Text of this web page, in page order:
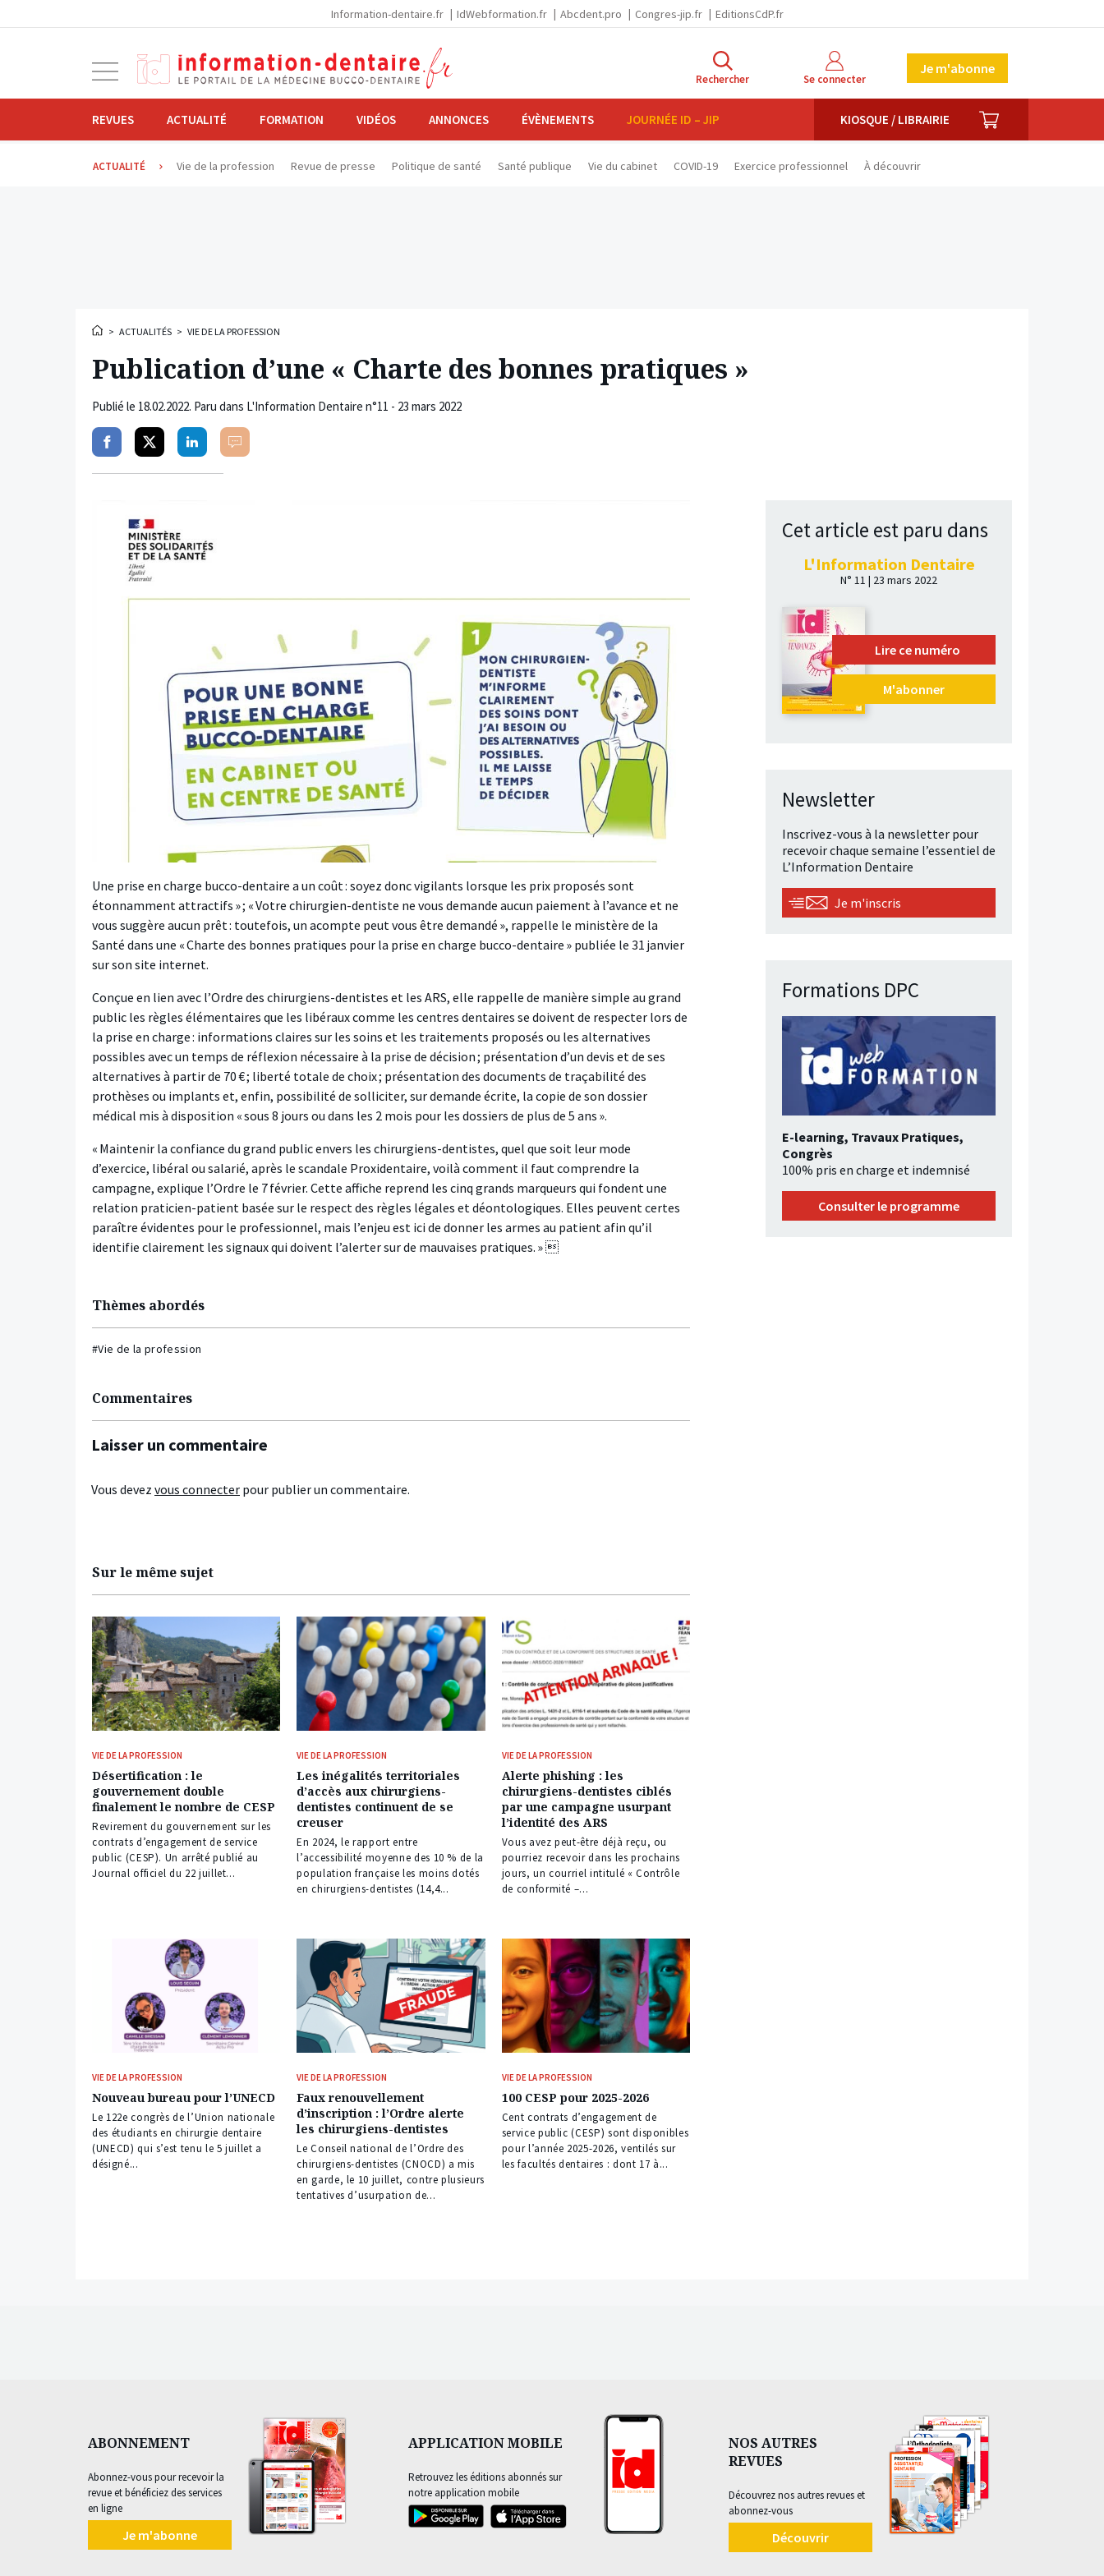
Information-dentaire.fr IdWebformation.fr Abcdent.pro Congres-jip.fr EditionsCdP.fr
navigation
Rechercher Se connecter
Je m'abonne
REVUES ACTUALITÉ FORMATION VIDÉOS ANNONCES ÉVÈNEMENTS JOURNÉE ID – JIP KIOSQUE / LIBRAIRIE PANIER
ACTUALITÉ Vie de la profession Revue de presse Politique de santé Santé publique Vie du cabinet COVID-19 Exercice professionnel À découvrir
> ACTUALITÉS > VIE DE LA PROFESSION
Publication d’une « Charte des bonnes pratiques »
Publié le 18.02.2022. Paru dans L'Information Dentaire n°11 - 23 mars 2022
PartagerPartagerPartagerCommenter
Une prise en charge bucco-dentaire a un coût : soyez donc vigilants lorsque les prix proposés sont
étonnamment attractifs » ; « Votre chirurgien-dentiste ne vous demande aucun paiement à l’avance et ne
vous suggère aucun prêt : toutefois, un acompte peut vous être demandé », rappelle le ministère de la
Santé dans une « Charte des bonnes pratiques pour la prise en charge bucco-dentaire » publiée le 31 janvier
sur son site internet.
Conçue en lien avec l’Ordre des chirurgiens-dentistes et les ARS, elle rappelle de manière simple au grand
public les règles élémentaires que les libéraux comme les centres dentaires se doivent de respecter lors de
la prise en charge : informations claires sur les soins et les traitements proposés ou les alternatives
possibles avec un temps de réflexion nécessaire à la prise de décision ; présentation d’un devis et de ses
alternatives à partir de 70 € ; liberté totale de choix ; présentation des documents de traçabilité des
prothèses ou implants et, enfin, possibilité de solliciter, sur demande écrite, la copie de son dossier
médical mis à disposition « sous 8 jours ou dans les 2 mois pour les dossiers de plus de 5 ans ».
« Maintenir la confiance du grand public envers les chirurgiens-dentistes, quel que soit leur mode
d’exercice, libéral ou salarié, après le scandale Proxidentaire, voilà comment il faut comprendre la
campagne, explique l’Ordre le 7 février. Cette affiche reprend les cinq grands marqueurs qui fondent une
relation praticien-patient basée sur le respect des règles légales et déontologiques. Elles peuvent certes
paraître évidentes pour le professionnel, mais l’enjeu est ici de donner les armes au patient afin qu’il
identifie clairement les signaux qui doivent l’alerter sur de mauvaises pratiques. » 
Thèmes abordés
#Vie de la profession
Commentaires
Laisser un commentaire
Vous devez vous connecter pour publier un commentaire.
Sur le même sujet
VIE DE LA PROFESSION
Désertification : le
gouvernement double
finalement le nombre de CESP
Revirement du gouvernement sur les
contrats d’engagement de service
public (CESP). Un arrêté publié au
Journal officiel du 22 juillet...
VIE DE LA PROFESSION
Les inégalités territoriales
d’accès aux chirurgiens-
dentistes continuent de se
creuser
En 2024, le rapport entre
l’accessibilité moyenne des 10 % de la
population française les moins dotés
en chirurgiens-dentistes (14,4...
VIE DE LA PROFESSION
Alerte phishing : les
chirurgiens-dentistes ciblés
par une campagne usurpant
l’identité des ARS
Vous avez peut-être déjà reçu, ou
pourriez recevoir dans les prochains
jours, un courriel intitulé « Contrôle
de conformité –...
VIE DE LA PROFESSION
Nouveau bureau pour l’UNECD
Le 122e congrès de l’Union nationale
des étudiants en chirurgie dentaire
(UNECD) qui s’est tenu le 5 juillet a
désigné...
VIE DE LA PROFESSION
Faux renouvellement
d’inscription : l’Ordre alerte
les chirurgiens-dentistes
Le Conseil national de l’Ordre des
chirurgiens-dentistes (CNOCD) a mis
en garde, le 10 juillet, contre plusieurs
tentatives d’usurpation de...
VIE DE LA PROFESSION
100 CESP pour 2025-2026
Cent contrats d’engagement de
service public (CESP) sont disponibles
pour l’année 2025-2026, ventilés sur
les facultés dentaires : dont 17 à...
Cet article est paru dans
L'Information Dentaire
N° 11 | 23 mars 2022
Lire ce numéro
M'abonner
Newsletter
Inscrivez-vous à la newsletter pour
recevoir chaque semaine l’essentiel de
L’Information Dentaire
Je m'inscris
Formations DPC
E-learning, Travaux Pratiques,
Congrès
100% pris en charge et indemnisé
Consulter le programme
ABONNEMENT
Abonnez-vous pour recevoir la
revue et bénéficiez des services
en ligne
Je m'abonne
APPLICATION MOBILE
Retrouvez les éditions abonnés sur
notre application mobile
NOS AUTRES
REVUES
Découvrez nos autres revues et
abonnez-vous
Découvrir